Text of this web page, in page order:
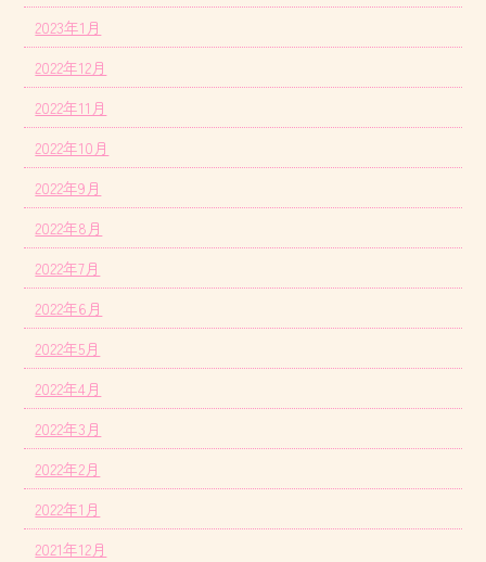
2023年1月
2022年12月
2022年11月
2022年10月
2022年9月
2022年8月
2022年7月
2022年6月
2022年5月
2022年4月
2022年3月
2022年2月
2022年1月
2021年12月